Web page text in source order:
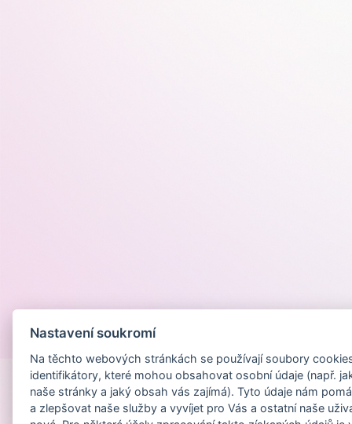
Nastavení soukromí
Na těchto webových stránkách se používají soubory
identifikátory, které mohou obsahovat osobní údaje (např.
naše stránky a jaký obsah vás zajímá). Tyto údaje nám
a zlepšovat naše služby a vyvíjet pro Vás a ostatní naše